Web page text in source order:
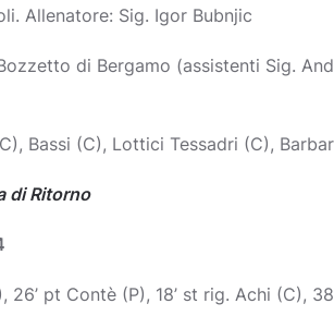
Allenatore: Sig. Igor Bubnjic
di Bergamo (assistenti Sig.
Bassi (C), Lottici Tessadri (C),
di Ritorno
26’ pt Contè (P), 18’ st rig. Achi (C),